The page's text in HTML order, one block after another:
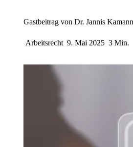
Gastbeitrag von Dr. Jannis Kamann
Arbeitsrecht 9. Mai 2025 3 Min.